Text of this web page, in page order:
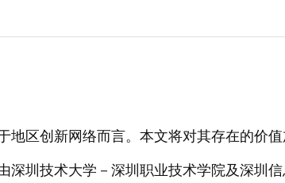
区创新网络而言。本文将对其存在的价值
圳技术大学－深圳职业技术学院及深圳